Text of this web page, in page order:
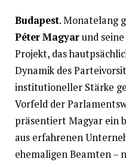
Budapest. Monatelang
Péter Magyarund seine
Projekt, das
Dynamik des
institutioneller Stärke
Vorfeld der
präsentiert Magyar ein
aus erfahrenen
ehemaligen Beamten –